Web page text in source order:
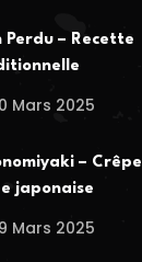
Perdu – Recette
Mars 2025
– Crêpe
japonaise
Mars 2025